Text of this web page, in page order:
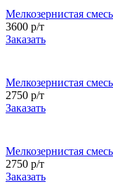
Мелкозернистая
3600 р/т
Заказать
Мелкозернистая
2750 р/т
Заказать
Мелкозернистая
2750 р/т
Заказать